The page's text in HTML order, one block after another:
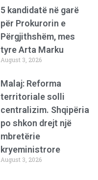
5 kandidatë në garë
për Prokurorin e
Përgjithshëm, mes
tyre Arta Marku
August 3, 2026
Malaj: Reforma
territoriale solli
centralizim. Shqipëria
po shkon drejt një
mbretërie
kryeministrore
August 3, 2026